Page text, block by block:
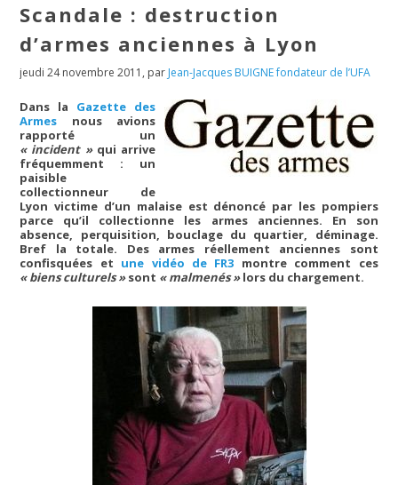
Scandale : destruction
d’armes anciennes à Lyon
jeudi 24 novembre 2011, par Jean-Jacques BUIGNE fondateur de l’UFA
Dans la Gazette des
Armes nous avions
rapporté un
« incident »qui arrive
fréquemment : un
paisible
collectionneur de
Lyon victime d’un malaise est dénoncé par les pompiers
parce qu’il collectionne les armes anciennes. En son
absence, perquisition, bouclage du quartier, déminage.
Bref la totale. Des armes réellement anciennes sont
confisquées et une vidéo de FR3 montre comment ces
« biens culturels »sont « malmenés »lors du chargement.